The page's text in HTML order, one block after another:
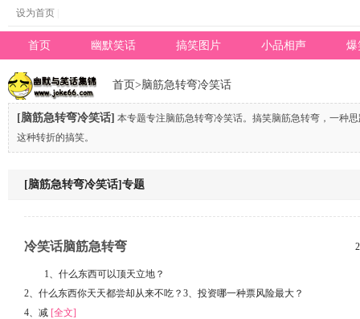
设为首页
首页 幽默笑话 搞笑图片 小品相声 爆
专题
首页>脑筋急转弯冷笑话
[脑筋急转弯冷笑话] 本专题专注脑筋急转弯冷笑话。搞笑脑筋急转弯，一种
这种转折的搞笑。
[脑筋急转弯冷笑话]专题
冷笑话脑筋急转弯
1、什么东西可以顶天立地？
2、什么东西你天天都尝却从来不吃？3、投资哪一种票风险最大？
4、减 [全文]